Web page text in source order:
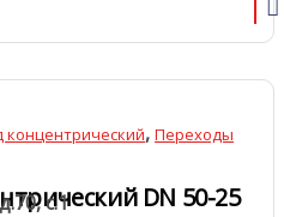
с.1
концентрический, Переходы
DN 50-25